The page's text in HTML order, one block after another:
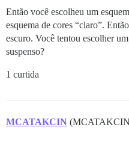
Então você escolheu um
esquema de cores “claro”.
escuro. Você tentou escolher
suspenso?
1 curtida
MCATAKCIN